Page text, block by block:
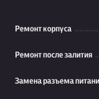
Ремонт корпуса
Ремонт после залития
Замена разъема